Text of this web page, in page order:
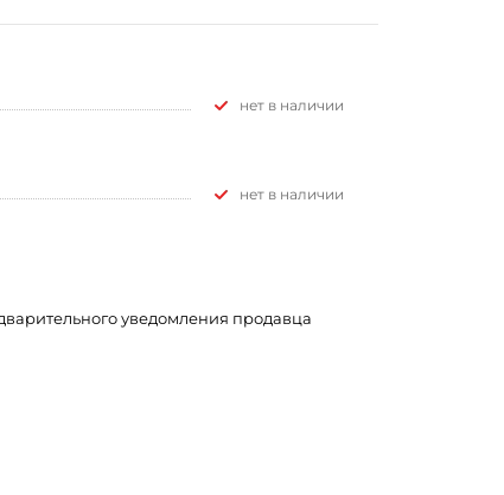
Нет в наличии
Нет в наличии
уведомления продавца